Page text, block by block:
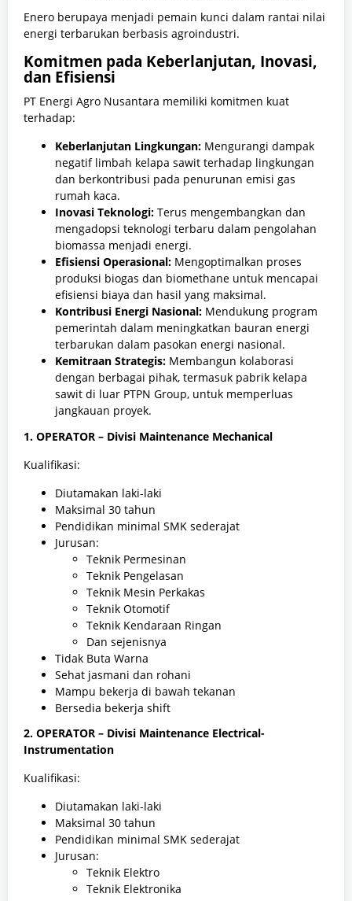
Enero berupaya menjadi pemain kunci dalam rantai nilai
energi terbarukan berbasis agroindustri.
Komitmen pada Keberlanjutan, Inovasi,
dan Efisiensi
PT Energi Agro Nusantara memiliki komitmen kuat
terhadap:
Keberlanjutan Lingkungan: Mengurangi dampak
negatif limbah kelapa sawit terhadap lingkungan
dan berkontribusi pada penurunan emisi gas
rumah kaca.
Inovasi Teknologi: Terus mengembangkan dan
mengadopsi teknologi terbaru dalam pengolahan
biomassa menjadi energi.
Efisiensi Operasional: Mengoptimalkan proses
produksi biogas dan biomethane untuk mencapai
efisiensi biaya dan hasil yang maksimal.
Kontribusi Energi Nasional: Mendukung program
pemerintah dalam meningkatkan bauran energi
terbarukan dalam pasokan energi nasional.
Kemitraan Strategis: Membangun kolaborasi
dengan berbagai pihak, termasuk pabrik kelapa
sawit di luar PTPN Group, untuk memperluas
jangkauan proyek.
1. OPERATOR – Divisi Maintenance Mechanical
Kualifikasi:
Diutamakan laki-laki
Maksimal 30 tahun
Pendidikan minimal SMK sederajat
Jurusan:
Teknik Permesinan
Teknik Pengelasan
Teknik Mesin Perkakas
Teknik Otomotif
Teknik Kendaraan Ringan
Dan sejenisnya
Tidak Buta Warna
Sehat jasmani dan rohani
Mampu bekerja di bawah tekanan
Bersedia bekerja shift
2. OPERATOR – Divisi Maintenance Electrical-
Instrumentation
Kualifikasi:
Diutamakan laki-laki
Maksimal 30 tahun
Pendidikan minimal SMK sederajat
Jurusan:
Teknik Elektro
Teknik Elektronika